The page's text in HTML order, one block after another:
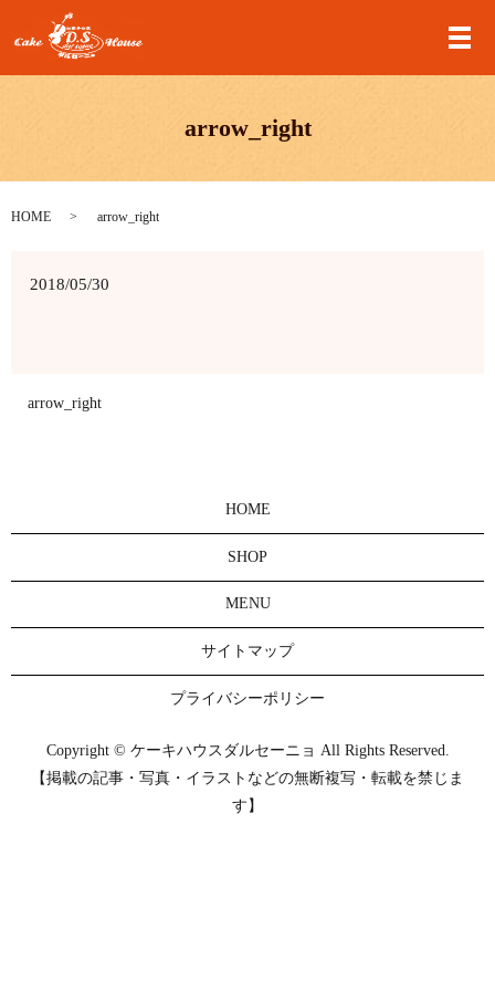
メ
arrow_right
HOME arrow_right
2018/05/30
arrow_right
HOME
SHOP
MENU
サイトマップ
プライバシーポリシー
Copyright © ケーキハウスダルセーニョ All Rights Reserved.
【掲載の記事・写真・イラストなどの無断複写・転載を禁じま
す】